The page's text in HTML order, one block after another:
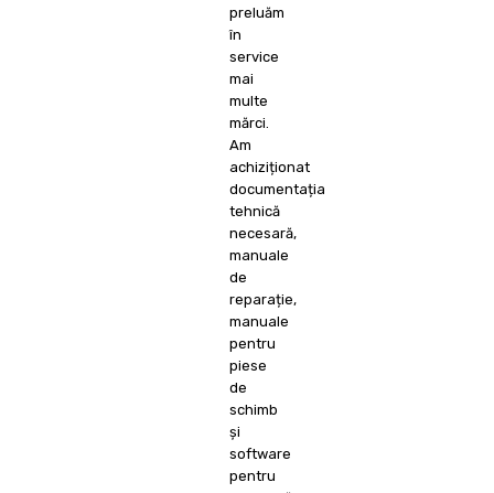
preluăm
în
service
mai
multe
mărci.
Am
achiziționat
documentația
tehnică
necesară,
manuale
de
reparație,
manuale
pentru
piese
de
schimb
și
software
pentru